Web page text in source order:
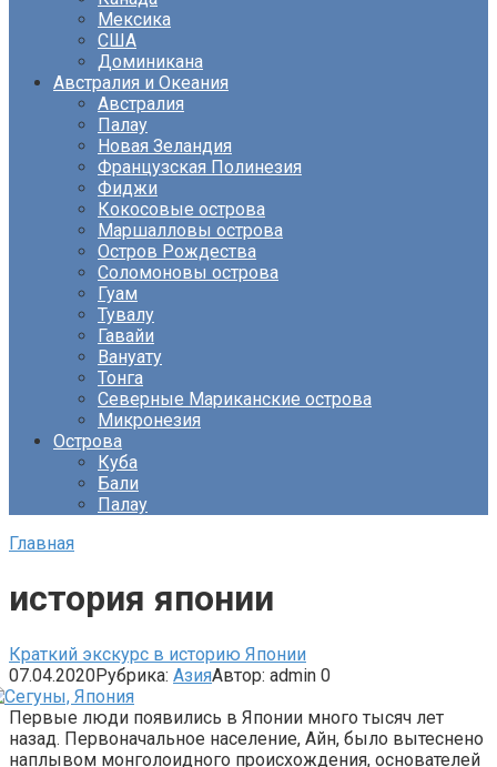
Мексика
США
Доминикана
Австралия и Океания
Австралия
Палау
Новая Зеландия
Французская Полинезия
Фиджи
Кокосовые острова
Маршалловы острова
Остров Рождества
Соломоновы острова
Гуам
Тувалу
Гавайи
Вануату
Тонга
Северные Мариканские острова
Микронезия
Острова
Куба
Бали
Палау
Главная
история японии
Краткий экскурс в историю Японии
07.04.2020Рубрика: АзияАвтор: admin 0
Первые люди появились в Японии много тысяч лет
назад. Первоначальное население, Айн, было вытеснено
наплывом монголоидного происхождения, основателей